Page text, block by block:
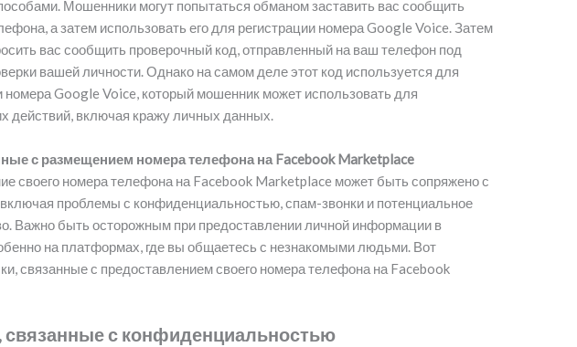
Мошенники могут попытаться обманом заставить вас сообщить
а затем использовать его для регистрации номера Google Voice. Затем
вас сообщить проверочный код, отправленный на ваш телефон под
вашей личности. Однако на самом деле этот код используется для
номера Google Voice, который мошенник может использовать для
действий, включая кражу личных данных.
с размещением номера телефона на Facebook Marketplace
своего номера телефона на Facebook Marketplace может быть сопряжено с
проблемы с конфиденциальностью, спам-звонки и потенциальное
Важно быть осторожным при предоставлении личной информации в
на платформах, где вы общаетесь с незнакомыми людьми. Вот
связанные с предоставлением своего номера телефона на Facebook
связанные с конфиденциальностью